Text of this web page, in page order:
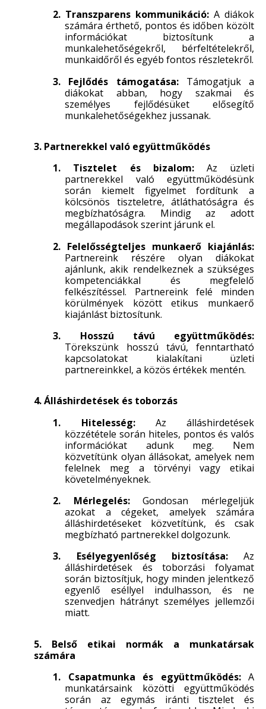
2. Transzparens kommunikáció:A diákok
számára érthető, pontos és időben közölt
információkat biztosítunk a
munkalehetőségekről, bérfeltételekről,
munkaidőről és egyéb fontos részletekről.
3. Fejlődés támogatása: Támogatjuk a
diákokat abban, hogy szakmai és
személyes fejlődésüket elősegítő
munkalehetőségekhez jussanak.
3. Partnerekkel való együttműködés
1. Tisztelet és bizalom: Az üzleti
partnerekkel való együttműködésünk
során kiemelt figyelmet fordítunk a
kölcsönös tiszteletre, átláthatóságra és
megbízhatóságra. Mindig az adott
megállapodások szerint járunk el.
2. Felelősségteljes munkaerő kiajánlás:
Partnereink részére olyan diákokat
ajánlunk, akik rendelkeznek a szükséges
kompetenciákkal és megfelelő
felkészítéssel. Partnereink felé minden
körülmények között etikus munkaerő
kiajánlást biztosítunk.
3. Hosszú távú együttműködés:
Törekszünk hosszú távú, fenntartható
kapcsolatokat kialakítani üzleti
partnereinkkel, a közös értékek mentén.
4. Álláshirdetések és toborzás
1. Hitelesség: Az álláshirdetések
közzététele során hiteles, pontos és valós
információkat adunk meg. Nem
közvetítünk olyan állásokat, amelyek nem
felelnek meg a törvényi vagy etikai
követelményeknek.
2. Mérlegelés:Gondosan mérlegeljük
azokat a cégeket, amelyek számára
álláshirdetéseket közvetítünk, és csak
megbízható partnerekkel dolgozunk.
3. Esélyegyenlőség biztosítása: Az
álláshirdetések és toborzási folyamat
során biztosítjuk, hogy minden jelentkező
egyenlő eséllyel indulhasson, és ne
szenvedjen hátrányt személyes jellemzői
miatt.
5. Belső etikai normák a munkatársak
számára
1. Csapatmunka és együttműködés: A
munkatársaink közötti együttműködés
során az egymás iránti tisztelet és